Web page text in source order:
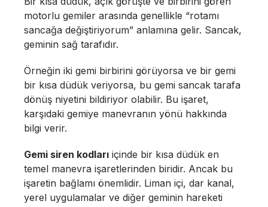
motorlu gemiler arasında genellikle “rotamı
sancağa değiştiriyorum” anlamına gelir. Sancak,
geminin sağ tarafıdır.
Örneğin iki gemi birbirini görüyorsa ve bir gemi
bir kısa düdük veriyorsa, bu gemi sancak tarafa
dönüş niyetini bildiriyor olabilir. Bu işaret,
karşıdaki gemiye manevranın yönü hakkında
bilgi verir.
Gemi siren kodları içinde bir kısa düdük en
temel manevra işaretlerinden biridir. Ancak bu
işaretin bağlamı önemlidir. Liman içi, dar kanal,
yerel uygulamalar ve diğer geminin hareketi